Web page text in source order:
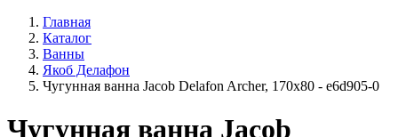
Главная
Каталог
Ванны
Якоб Делафон
Чугунная ванна Jacob Delafon Archer, 170x80 - e6d905-0
Чугунная ванна Jacob